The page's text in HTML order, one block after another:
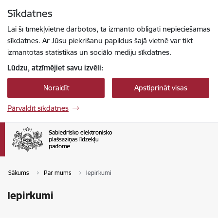
Sīkdatnes
Lai šī tīmekļvietne darbotos, tā izmanto obligāti nepieciešamās
sīkdatnes. Ar Jūsu piekrišanu papildus šajā vietnē var tikt
izmantotas statistikas un sociālo mediju sīkdatnes.
Lūdzu, atzīmējiet savu izvēli:
Noraidīt Apstiprināt visas
Pārvaldīt sīkdatnes
Sākums Par mums Iepirkumi
Iepirkumi